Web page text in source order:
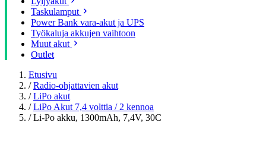
Taskulamput
Power Bank vara-akut ja UPS
Työkaluja akkujen vaihtoon
Muut akut
Outlet
Etusivu
/ Radio-ohjattavien akut
/ LiPo akut
/ LiPo Akut 7,4 volttia / 2 kennoa
/ Li-Po akku, 1300mAh, 7,4V, 30C